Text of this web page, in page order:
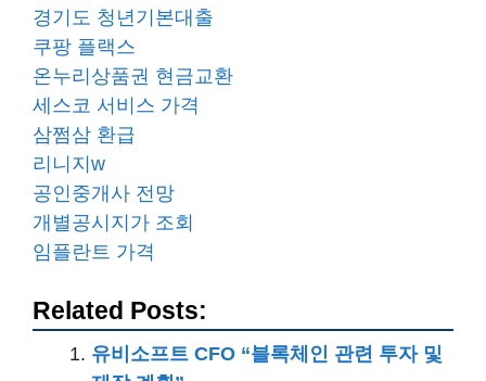
경기도 청년기본대출
쿠팡 플랙스
온누리상품권 현금교환
세스코 서비스 가격
삼쩜삼 환급
리니지w
공인중개사 전망
개별공시지가 조회
임플란트 가격
Related Posts:
유비소프트 CFO “블록체인 관련 투자 및